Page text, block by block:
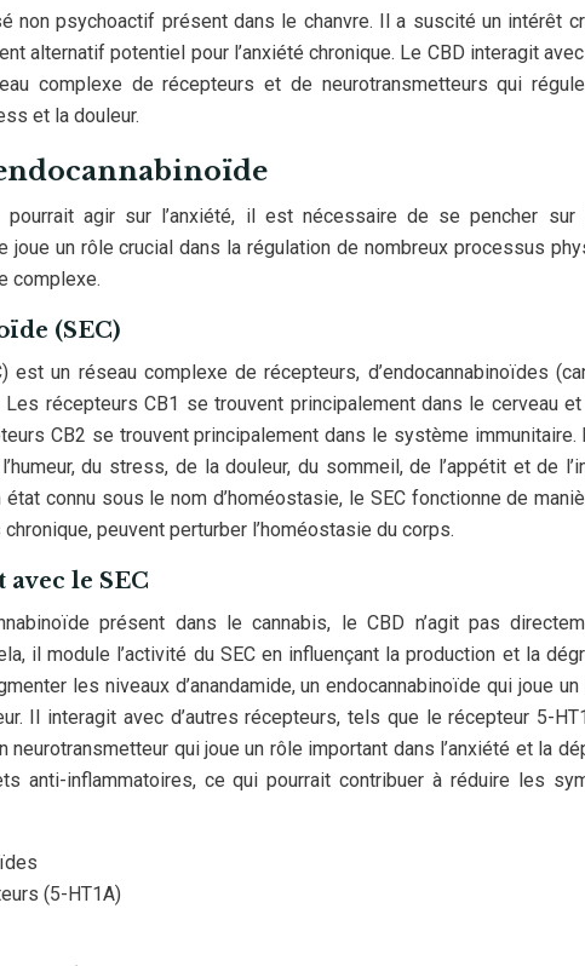
non psychoactif présent dans le chanvre. Il a suscité un intérêt
alternatif potentiel pour l’anxiété chronique. Le CBD interagit
complexe de récepteurs et de neurotransmetteurs qui
et la douleur.
pourrait agir sur l’anxiété, il est nécessaire de se pencher
joue un rôle crucial dans la régulation de nombreux processus
complexe.
(SEC)
est un réseau complexe de récepteurs, d’endocannabinoïdes
récepteurs CB1 se trouvent principalement dans le cerveau
CB2 se trouvent principalement dans le système immunitaire.
du stress, de la douleur, du sommeil, de l’appétit et de
connu sous le nom d’homéostasie, le SEC fonctionne de
peuvent perturber l’homéostasie du corps.
le SEC
présent dans le cannabis, le CBD n’agit pas
il module l’activité du SEC en influençant la production et la
les niveaux d’anandamide, un endocannabinoïde qui joue
Il interagit avec d’autres récepteurs, tels que le récepteur 5-
neurotransmetteur qui joue un rôle important dans l’anxiété et la
anti-inflammatoires, ce qui pourrait contribuer à réduire les
(5-HT1A)